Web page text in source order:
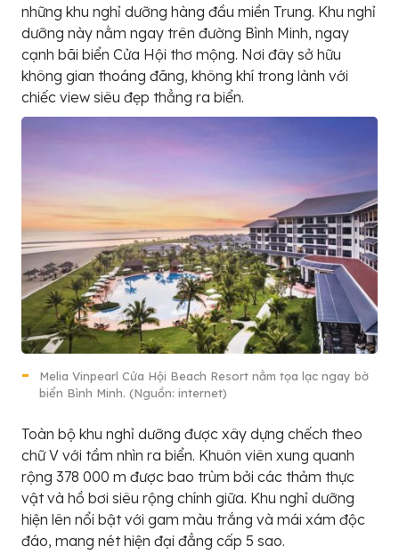
những khu nghỉ dưỡng hàng đầu miền Trung. Khu nghỉ
dưỡng này nằm ngay trên đường Bình Minh, ngay
cạnh bãi biển Cửa Hội thơ mộng. Nơi đây sở hữu
không gian thoáng đãng, không khí trong lành với
chiếc view siêu đẹp thẳng ra biển.
Melia Vinpearl Cửa Hội Beach Resort nằm tọa lạc ngay bờ
biển Bình Minh. (Nguồn: internet)
Toàn bộ khu nghỉ dưỡng được xây dựng chếch theo
chữ V với tầm nhìn ra biển. Khuôn viên xung quanh
rộng 378 000 m được bao trùm bởi các thảm thực
vật và hồ bơi siêu rộng chính giữa. Khu nghỉ dưỡng
hiện lên nổi bật với gam màu trắng và mái xám độc
đáo, mang nét hiện đại đẳng cấp 5 sao.